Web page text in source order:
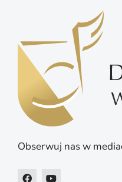
Obserwuj nas w